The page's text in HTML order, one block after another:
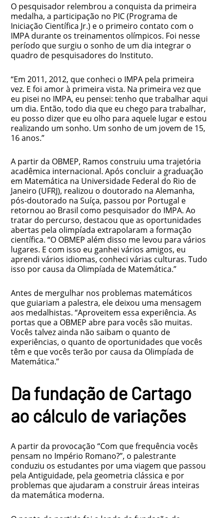
O pesquisador relembrou a conquista da primeira
medalha, a participação no PIC (Programa de
Iniciação Científica Jr.) e o primeiro contato com o
IMPA durante os treinamentos olímpicos. Foi nesse
período que surgiu o sonho de um dia integrar o
quadro de pesquisadores do Instituto.
“Em 2011, 2012, que conheci o IMPA pela primeira
vez. E foi amor à primeira vista. Na primeira vez que
eu pisei no IMPA, eu pensei: tenho que trabalhar aqui
um dia. Então, todo dia que eu chego para trabalhar,
eu posso dizer que eu olho para aquele lugar e estou
realizando um sonho. Um sonho de um jovem de 15,
16 anos.”
A partir da OBMEP, Ramos construiu uma trajetória
acadêmica internacional. Após concluir a graduação
em Matemática na Universidade Federal do Rio de
Janeiro (UFRJ), realizou o doutorado na Alemanha,
pós-doutorado na Suíça, passou por Portugal e
retornou ao Brasil como pesquisador do IMPA. Ao
tratar do percurso, destacou que as oportunidades
abertas pela olimpíada extrapolaram a formação
científica. “O OBMEP além disso me levou para vários
lugares. E com isso eu ganhei vários amigos, eu
aprendi vários idiomas, conheci várias culturas. Tudo
isso por causa da Olimpíada de Matemática.”
Antes de mergulhar nos problemas matemáticos
que guiariam a palestra, ele deixou uma mensagem
aos medalhistas. “Aproveitem essa experiência. As
portas que a OBMEP abre para vocês são muitas.
Vocês talvez ainda não saibam o quanto de
experiências, o quanto de oportunidades que vocês
têm e que vocês terão por causa da Olimpíada de
Matemática.”
Da fundação de Cartago
ao cálculo de variações
A partir da provocação “Com que frequência vocês
pensam no Império Romano?”, o palestrante
conduziu os estudantes por uma viagem que passou
pela Antiguidade, pela geometria clássica e por
problemas que ajudaram a construir áreas inteiras
da matemática moderna.